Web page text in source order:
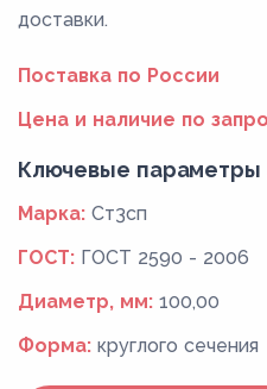
доставки.
Поставка по России
Цена и наличие по
Ключевые
Марка: Ст3сп
ГОСТ: ГОСТ 2590 - 2006
Диаметр, мм: 100,00
Форма: круглого сечения